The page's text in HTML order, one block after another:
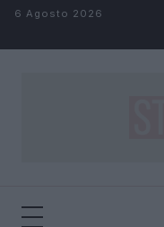
Salta al contenuto
6 Agosto 2026